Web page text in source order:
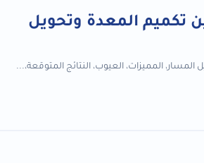
تكميم المعدة وتحويل